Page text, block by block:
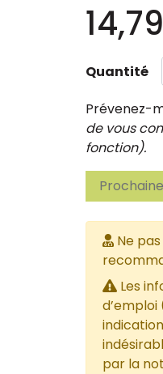
Quantité
Prévenez-
de vous
fonction).
Ne
Les
par la